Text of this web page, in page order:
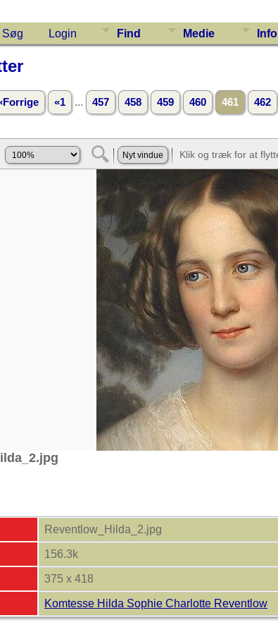
Søg Login Find Medie Info
«1 ... 457 458 459 460 461 462
Reventlow_Hilda_2.jpg
156.3k
375 x 418
Komtesse Hilda Sophie Charlotte Reventlow